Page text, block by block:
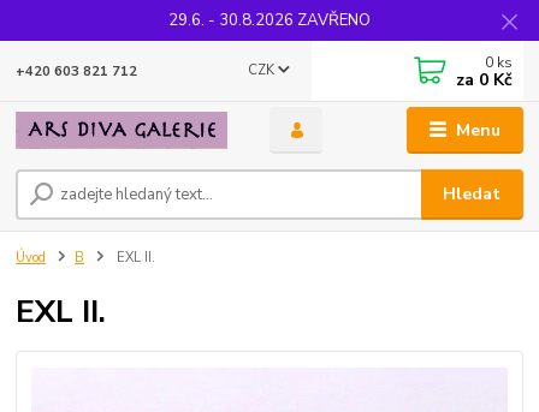
29.6. - 30.8.2026 ZAVŘENO
Menu
CZK
Hledat
+420 603 821 712 0 ks
za 0 Kč
Úvod B EXL II.
EXL II.